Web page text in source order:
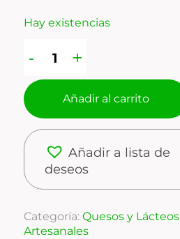
Hay existencias
Añadir al carrito
Añadir a lista de
deseos
Categoría: Quesos y Lácteos
Artesanales